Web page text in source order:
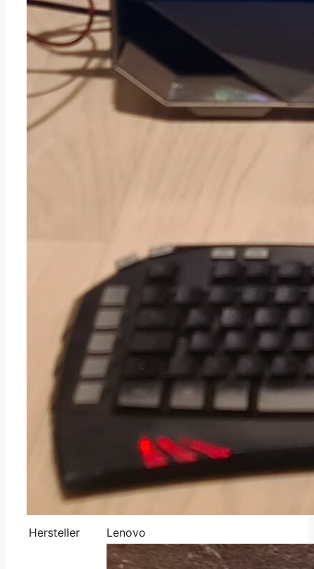
Hersteller Lenovo